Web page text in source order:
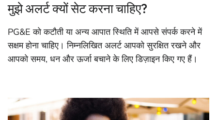
मुझे अलर्ट क्यों सेट करना चाहिए?
PG&E को कटौती या अन्य आपात स्थिति में आपसे संपर्क करने में
सक्षम होना चाहिए। निम्नलिखित अलर्ट आपको सुरक्षित रखने और
आपको समय, धन और ऊर्जा बचाने के लिए डिज़ाइन किए गए हैं।